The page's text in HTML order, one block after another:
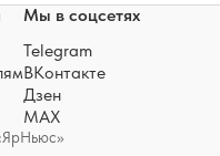
Мы в соцсетях
Telegram
ВКонтакте
Дзен
MAX